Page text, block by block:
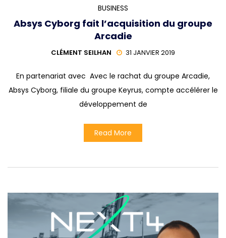
BUSINESS
Absys Cyborg fait l’acquisition du groupe
Arcadie
CLÉMENT SEILHAN 31 JANVIER 2019
En partenariat avec Avec le rachat du groupe Arcadie,
Absys Cyborg, filiale du groupe Keyrus, compte accélérer le
développement de
Read More